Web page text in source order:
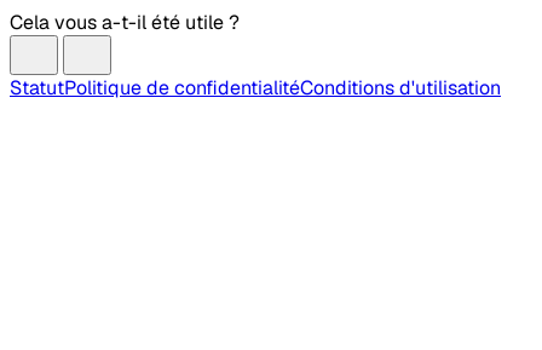
Cela vous a-t-il été utile ?
StatutPolitique de confidentialitéConditions d'utilisation